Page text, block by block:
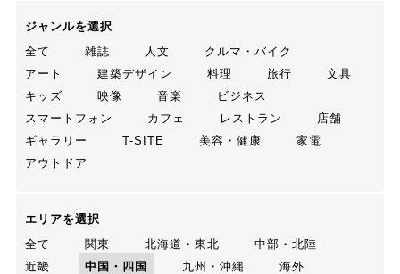
ジャンルを選択
全て
雑誌 人文
クルマ・バイク
アート
建築デザイン 料理 旅行
文具
キッズ
映像 音楽
ビジネス
スマートフォン
カフェ レストラン
店舗
ギャラリー
T-SITE 美容・健康
家電
アウトドア
エリアを選択
全て
関東 北海道・東北
中部・北陸
近畿
中国・四国 九州・沖縄 海外